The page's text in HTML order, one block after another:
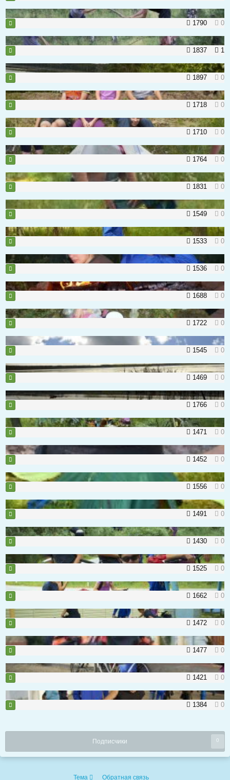
0
1790
1
1837
0
1897
0
1718
0
1710
0
1764
0
1831
0
1549
0
1533
0
1536
0
1688
0
1722
0
1545
0
1469
0
1766
0
1471
0
1452
0
1556
0
1491
0
1430
0
1525
0
1662
0
1472
0
1477
0
1421
0
1384
Подписчики 0
Тема Обратная связь